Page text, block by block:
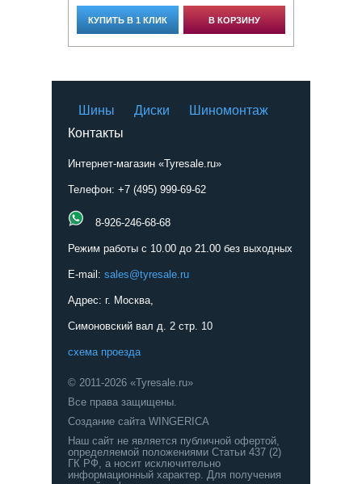
КУПИТЬ В 1 КЛИК В КОРЗИНУ
Шины Диски
Шиномонтаж
Контакты
Интернет-магазин «Tyresale.ru»
Телефон: +7 (495) 999-69-62
8-926-246-68-68
Режим работы с 10.00 до 21.00 без выходных
E-mail: sales@tyresale.ru
Адрес: г. Москва,
Симоновский вал д. 2 стр. 10
схема проезда
© 2011-2026 «Tyresale.ru»
Все права защищены.
Создание сайта WINGERICA
Наш сайт не является публичной офертой,
определяемой положениями Статьи 437 (2)
ГК РФ, а носит исключительно
информационный характер. Для получения